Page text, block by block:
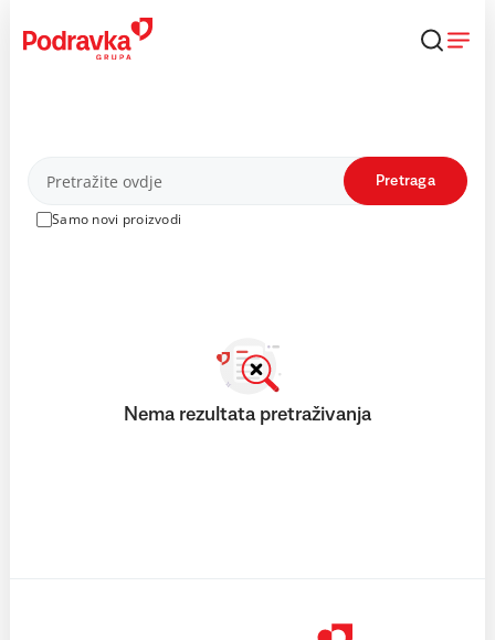
content
Proizvodi
Samo novi proizvodi
Pretraga
Nema rezultata pretraživanja